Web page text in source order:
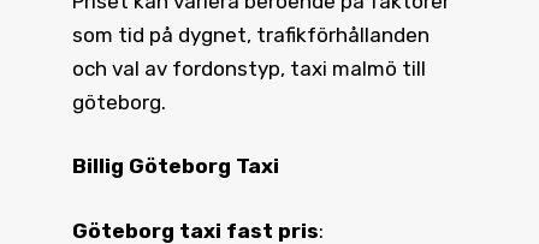
som tid på dygnet, trafikförhållanden
och val av fordonstyp, taxi malmö till
göteborg.
Billig Göteborg Taxi
Göteborg taxi fast pris: